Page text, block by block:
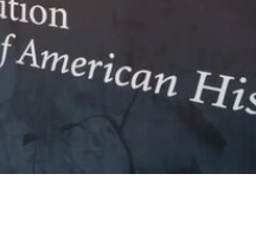
九龙文化区管理局戏